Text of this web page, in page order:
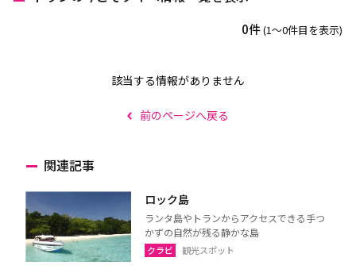
0件(1〜0件目を表示)
該当する情報がありません
前のページへ戻る
関連記事
ロック島
ランタ島やトランからアクセスできる手つ
かずの自然が残る静かな島
クラビ 観光スポット